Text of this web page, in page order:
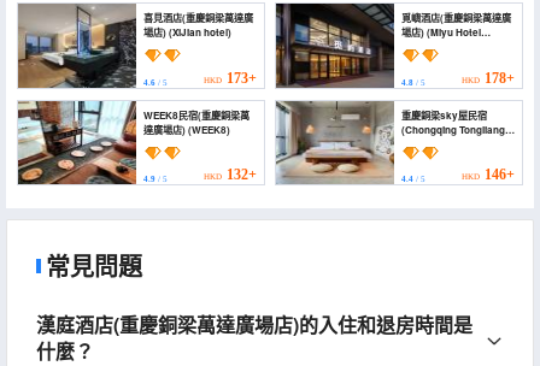
喜見酒店(重慶銅梁萬達廣
場店) (XiJian hotel)
4.6 / 5 HKD 173+
覓嶼酒店(重慶銅梁萬達廣
場店) (Miyu Hotel
(Chongqing Tongliang
Wanda Plaza))
4.8/ 5 HKD 178+
WEEK8民宿(重慶銅梁萬
達廣場店) (WEEK8)
4.9 / 5 HKD 132+
重慶銅梁sky屋民宿
(Chongqing Tongliang
Sky House)
4.4/ 5 HKD 146+
常見問題
漢庭酒店(重慶銅梁萬達廣場店)的入住和退房時間是
什麼？